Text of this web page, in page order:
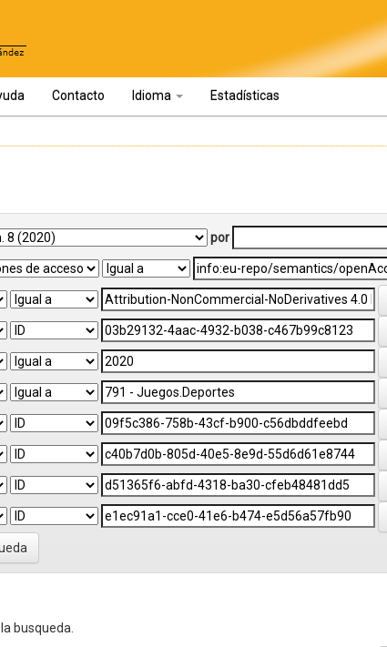
Contacto Idioma Estadísticas
por
busqueda.